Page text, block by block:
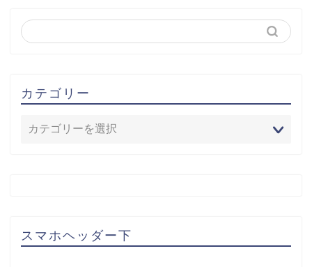
カテゴリー
スマホヘッダー下